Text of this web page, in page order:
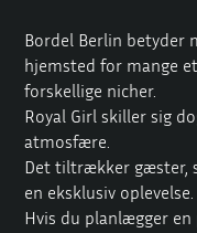
Bordel Berlin betyder
hjemsted for mange
forskellige nicher.
Royal Girl skiller sig
atmosfære.
Det tiltrækker gæster,
en eksklusiv oplevelse.
Hvis du planlægger